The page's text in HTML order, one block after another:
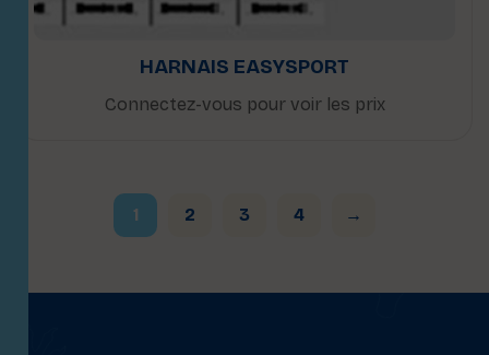
HARNAIS EASYSPORT
Connectez-vous pour voir les prix
1 2 3 4 →